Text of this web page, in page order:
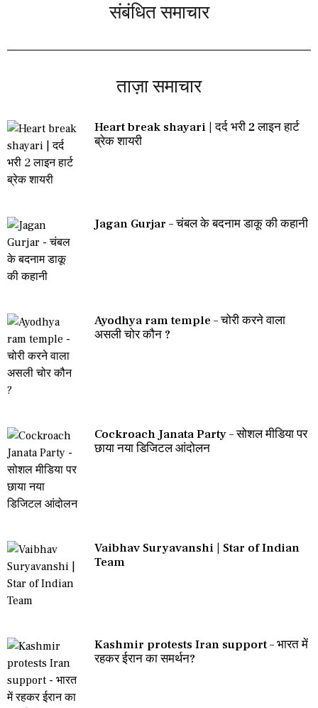
संबंधित समाचार
ताज़ा समाचार
Heart break shayari | दर्द भरी 2 लाइन हार्ट
ब्रेक शायरी
Jagan Gurjar – चंबल के बदनाम डाकू की कहानी
Ayodhya ram temple – चोरी करने वाला
असली चोर कौन ?
Cockroach Janata Party – सोशल मीडिया पर
छाया नया डिजिटल आंदोलन
Vaibhav Suryavanshi | Star of Indian
Team
Kashmir protests Iran support – भारत में
रहकर ईरान का समर्थन?